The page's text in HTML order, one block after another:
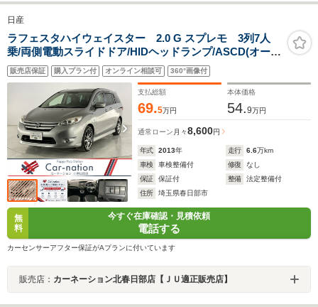
日産
ラフェスタハイウェイスター 2.0 G スプレモ 3列7人
乗/両側電動スライドドア/HIDヘッドランプ/ASCD(オート
クルーズコントロール)/17インチAW/ハーフレザーシート/
インテリジェントキー/純正ナビ/フルセ
グ/DVD/Bluetooth/バックカメラ/ETC/前後ドラレコ
販売店保証 購入プラン付 オンライン相談可 360°画像付
支払総額
69.5万円
本体価格
54.9万円
通常ローン 月々8,600円
年式 2013年 走行 6.6万km
車検
車検整備付 修復
なし
保証
保証付 整備
法定整備付
住所
埼玉県春日部市
無
料
今すぐ在庫確認・見積依頼
電話する
カーセンサーアフター保証がAプランに付いています
販売店： カーネーション北春日部店【ＪＵ適正販売店】